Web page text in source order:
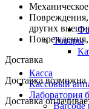
Товары
Касса
Кассовый
Лаборатория
Barcode
Повреждения,
других
Повреждения,
Доставка
Доставка
Доставка